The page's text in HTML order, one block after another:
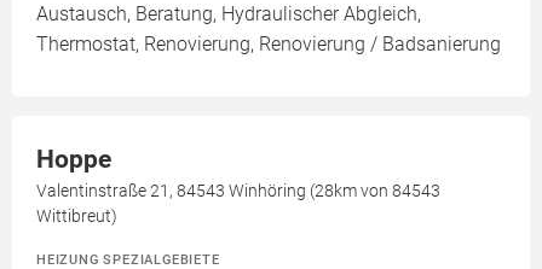
Austausch, Beratung, Hydraulischer Abgleich,
Thermostat, Renovierung, Renovierung / Badsanierung
Hoppe
Valentinstraße 21, 84543 Winhöring (28km von 84543
Wittibreut)
HEIZUNG SPEZIALGEBIETE